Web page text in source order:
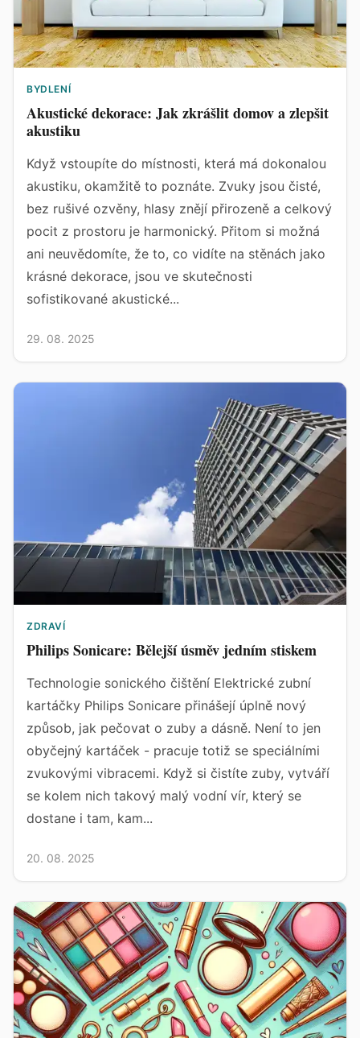
BYDLENÍ
Akustické dekorace: Jak zkrášlit domov a zlepšit
akustiku
Když vstoupíte do místnosti, která má dokonalou
akustiku, okamžitě to poznáte. Zvuky jsou čisté,
bez rušivé ozvěny, hlasy znějí přirozeně a celkový
pocit z prostoru je harmonický. Přitom si možná
ani neuvědomíte, že to, co vidíte na stěnách jako
krásné dekorace, jsou ve skutečnosti
sofistikované akustické...
29. 08. 2025
ZDRAVÍ
Philips Sonicare: Bělejší úsměv jedním stiskem
Technologie sonického čištění Elektrické zubní
kartáčky Philips Sonicare přinášejí úplně nový
způsob, jak pečovat o zuby a dásně. Není to jen
obyčejný kartáček - pracuje totiž se speciálními
zvukovými vibracemi. Když si čistíte zuby, vytváří
se kolem nich takový malý vodní vír, který se
dostane i tam, kam...
20. 08. 2025